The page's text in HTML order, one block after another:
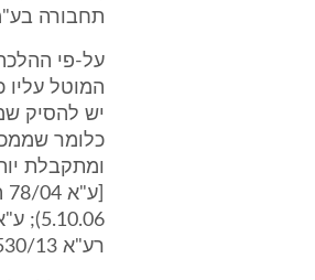
תחבורה בע"מ (
על-פי
המוטל עליו
יש להסיק
כלומר
ומתקבלת
רע"א 1530/13 גדלוב נ' הארגז - מפעל תחבורה בע"מ ( 5.5.13)].